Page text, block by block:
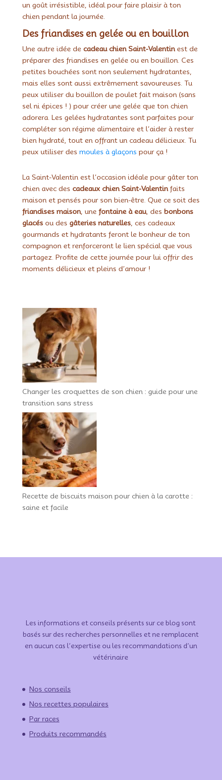
un goût irrésistible, idéal pour faire plaisir à ton
chien pendant la journée.
Des friandises en gelée ou en bouillon
Une autre idée de cadeau chien Saint-Valentinest de
préparer des friandises en gelée ou en bouillon. Ces
petites bouchées sont non seulement hydratantes,
mais elles sont aussi extrêmement savoureuses. Tu
peux utiliser du bouillon de poulet fait maison (sans
sel ni épices ! ) pour créer une gelée que ton chien
adorera. Les gelées hydratantes sont parfaites pour
compléter son régime alimentaire et l’aider à rester
bien hydraté, tout en offrant un cadeau délicieux. Tu
peux utiliser des moules à glaçons pour ça !
La Saint-Valentin est l’occasion idéale pour gâter ton
chien avec des cadeaux chien Saint-Valentinfaits
maison et pensés pour son bien-être. Que ce soit des
friandises maison, une fontaine à eau, des bonbons
glacésou des gâteries naturelles, ces cadeaux
gourmands et hydratants feront le bonheur de ton
compagnon et renforceront le lien spécial que vous
partagez. Profite de cette journée pour lui offrir des
moments délicieux et pleins d’amour !
Changer les croquettes de son chien : guide pour une
transition sans stress
Recette de biscuits maison pour chien à la carotte :
saine et facile
Les informations et conseils présents sur ce blog sont
basés sur des recherches personnelles et ne remplacent
en aucun cas l’expertise ou les recommandations d’un
vétérinaire
Nos conseils
Nos recettes populaires
Par races
Produits recommandés